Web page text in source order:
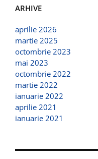
ARHIVE
aprilie 2026
martie 2025
octombrie 2023
mai 2023
octombrie 2022
martie 2022
ianuarie 2022
aprilie 2021
ianuarie 2021